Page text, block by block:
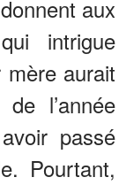
aux
intrigue
aurait
l’année
passé
Pourtant,